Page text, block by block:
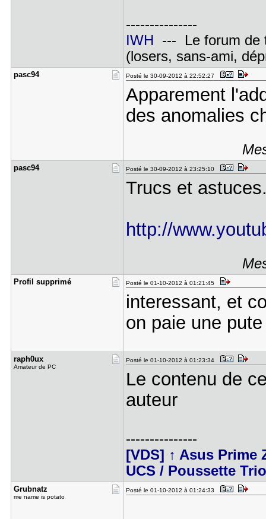
---------------
IWH --- Le forum de
(losers, sans-ami,
pasc94 Posté le 30-09-2012 à 22:52:27
Apparement
des anomalies
pasc94 Posté le 30-09-2012 à 23:25:10
Trucs et
http://
Profil sup​primé Posté le 01-10-2012 à 01:21:45
interessant, et
on paie une
raph0ux
Amateur de PC
Posté le 01-10-2012 à 01:23:34
Le contenu de
auteur
---------------
[VDS] ↑ Asus Prime
UCS / Poussette
Grubnatz
me name is potato
Posté le 01-10-2012 à 01:24:33